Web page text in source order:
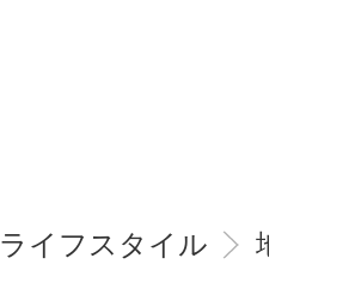
ライフスタイル 地域情